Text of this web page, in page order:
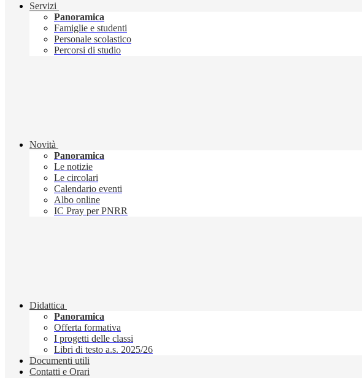
Servizi
Panoramica
Famiglie e studenti
Personale scolastico
Percorsi di studio
Novità
Panoramica
Le notizie
Le circolari
Calendario eventi
Albo online
IC Pray per PNRR
Didattica
Panoramica
Offerta formativa
I progetti delle classi
Libri di testo a.s. 2025/26
Documenti utili
Contatti e Orari